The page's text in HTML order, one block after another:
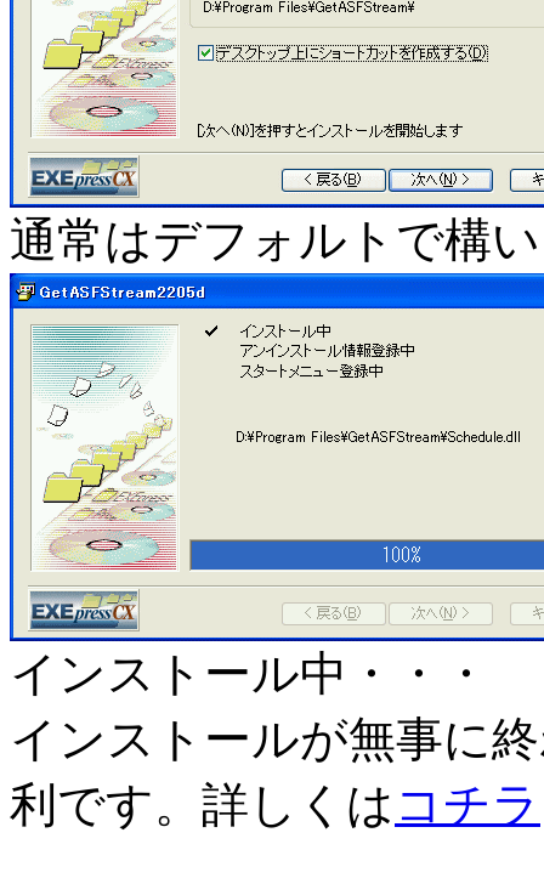
通常はデフォルトで構
インストール中・・・
インストールが無事に
利です。詳しくは コチラ